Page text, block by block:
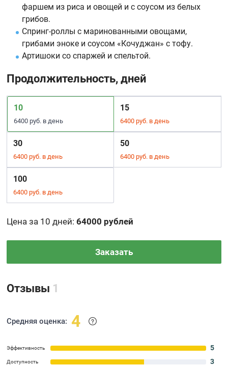
фаршем из риса и овощей и с соусом из белых
грибов.
Спринг-роллы с маринованными овощами,
грибами эноке и соусом «Кочуджан» с тофу.
Артишоки со спаржей и спельтой.
Продолжительность, дней
10
6400 руб. в день
15
6400 руб. в день
30
6400 руб. в день
50
6400 руб. в день
100
6400 руб. в день
Цена за 10 дней:64000 рублей
Заказать
Отзывы 1
Средняя оценка: 4
Эффективность 5
Доступность 3